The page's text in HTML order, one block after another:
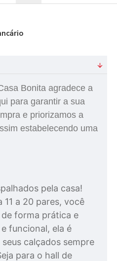
Bonita agradece a
para garantir a sua
e priorizamos a
estabelecendo uma
pela casa!
11 a 20 pares, você
forma prática e
funcional, ela é
calçados sempre
para o hall de